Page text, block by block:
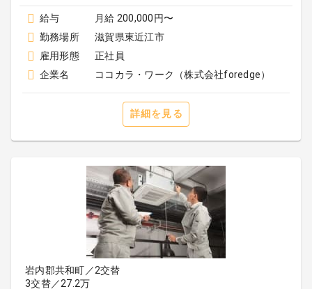
給与
月給 200,000円〜
勤務場所
滋賀県東近江市
雇用形態
正社員
企業名
ココカラ・ワーク（株式会社foredge）
詳細を見る
岩内郡共和町／2交替
3交替／27.2万